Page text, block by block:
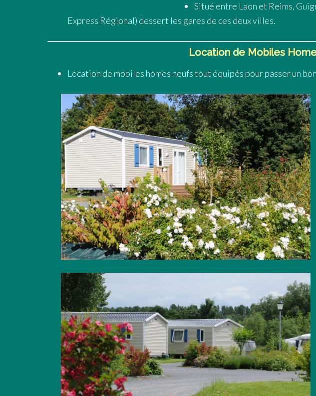
Situé entre Laon et Reims,
Express Régional) dessert les gares de ces deux villes.
Location de Mobiles
Location de mobiles homes neufs tout équipés pour passer un